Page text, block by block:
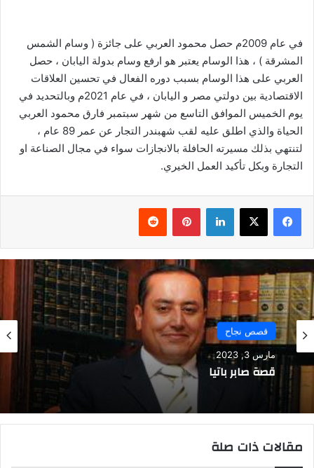
في عام 2009م حصل محمود العربي على جائزة ( وسام الشمس
المشرقة ) ، هذا الوسام يعتبر هو ارفع وسام بدولة اليابان ، حصل
العربي على هذا الوسام بسبب دوره الفعال في تحسين العلاقات
الاقتصادية بين دولتي مصر و اليابان ، في عام 2021م وبالتحديد في
يوم الخميس الموافق التاسع من شهر سبتمبر فارق محمود العربي
الحياة والذي اطلق عليه لقب شهبندر التجار عن عمر 89 عام ،
لتنتهي بذلك مسيرته الحافلة بالانجازات سواء في مجال الصناعة او
التجارة وبكل تأكيد العمل الخيري.
فيسبوك ‫X لينكدإن بينتيريست
قصص نجاح
مارس 3, 2023
قصة صابر باتيا
مقالات ذات صلة